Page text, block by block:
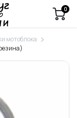
0
мотоблока